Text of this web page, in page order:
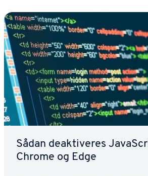
Sådan de­ak­ti­ve­res
Chrome og Edge